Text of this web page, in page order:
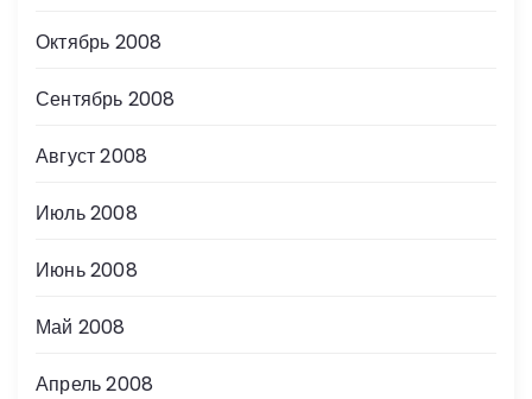
Октябрь 2008
Сентябрь 2008
Август 2008
Июль 2008
Июнь 2008
Май 2008
Апрель 2008